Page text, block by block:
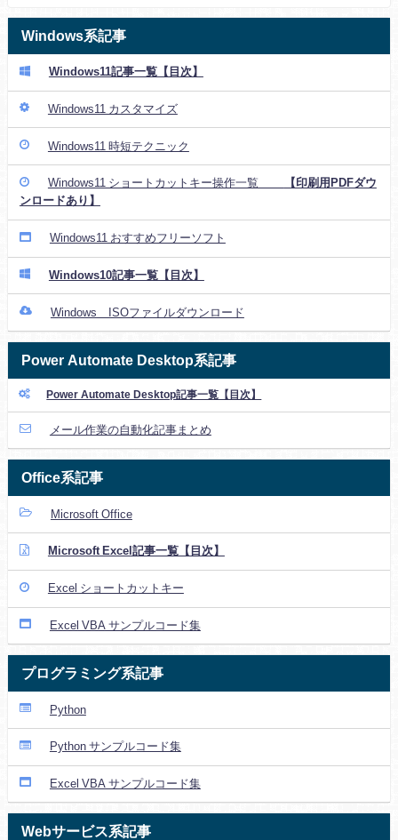
Windows系記事
Windows11記事一覧【目次】
Windows11 カスタマイズ
Windows11 時短テクニック
Windows11 ショートカットキー操作一覧
【印刷用PDFダウ
ンロードあり】
Windows11 おすすめフリーソフト
Windows10記事一覧【目次】
Windows ISOファイルダウンロード
Power Automate Desktop系記事
Power Automate Desktop記事一覧【目次】
メール作業の自動化記事まとめ
Office系記事
Microsoft Office
Microsoft Excel記事一覧【目次】
Excel ショートカットキー
Excel VBA サンプルコード集
プログラミング系記事
Python
Python サンプルコード集
Excel VBA サンプルコード集
Webサービス系記事